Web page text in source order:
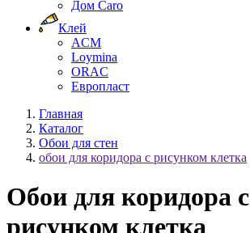
Дом Caro
Клей
ACM
Loymina
ORAC
Европласт
Главная
Каталог
Обои для стен
обои для коридора с рисунком клетка
Обои для коридора с
рисунком клетка